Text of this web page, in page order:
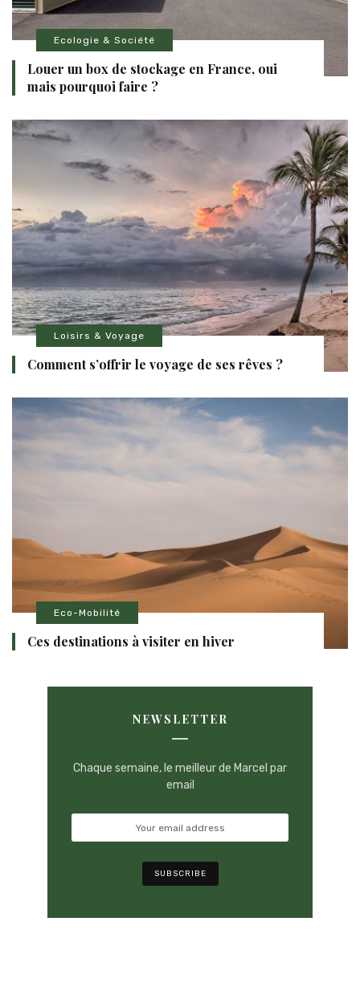
Ecologie & Société
Louer un box de stockage en France, oui
mais pourquoi faire ?
Loisirs & Voyage
Comment s’offrir le voyage de ses rêves ?
Eco-Mobilité
Ces destinations à visiter en hiver
NEWSLETTER
Chaque semaine, le meilleur de Marcel par
email